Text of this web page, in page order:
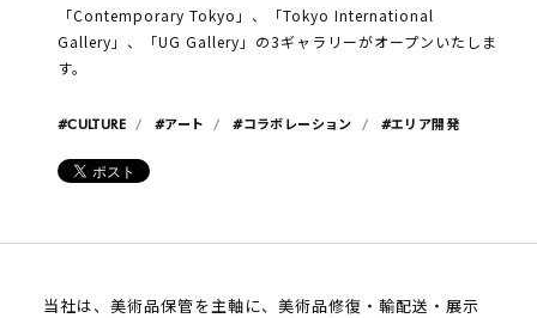
「Contemporary Tokyo」、「Tokyo International
Gallery」、「UG Gallery」の3ギャラリーがオープンいたしま
す。
#CULTURE #アート #コラボレーション #エリア開発
当社は、美術品保管を主軸に、美術品修復・輸配送・展示